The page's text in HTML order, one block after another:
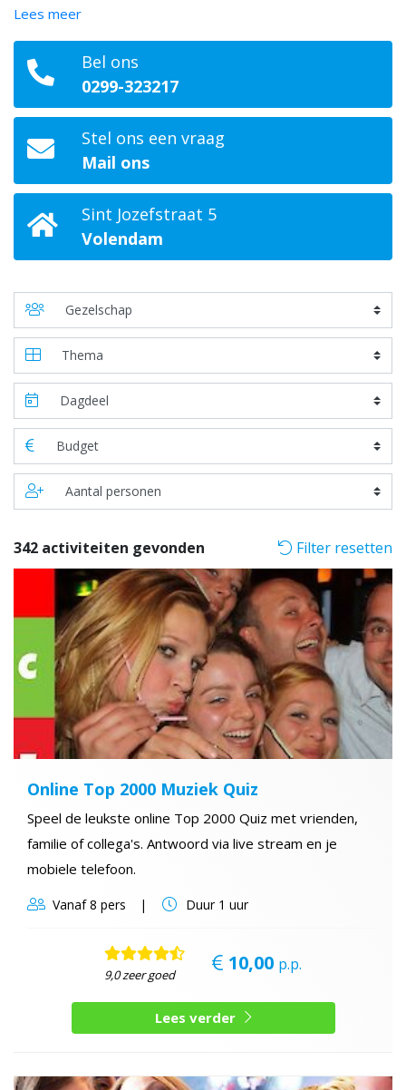
Bel ons
0299-323217
Stel ons een vraag
Mail ons
Sint Jozefstraat 5
Volendam
Lees meer
342 activiteiten gevonden Filter resetten
Online Top 2000 Muziek Quiz
Speel de leukste online Top 2000 Quiz met vrienden,
familie of collega's. Antwoord via live stream en je
mobiele telefoon.
Vanaf8 pers Duur1 uur
9,0 zeer goed 10,00 p.p.
Lees verder